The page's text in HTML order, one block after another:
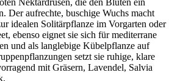
Nektardrüsen, die den Blüten ein
Der aufrechte, buschige Wuchs macht
idealen Solitärpflanze im Vorgarten oder
ebenso eignet sie sich für mediterrane
und als langlebige Kübelpflanze auf
setzt sie ruhige, klare
mit Gräsern, Lavendel, Salvia